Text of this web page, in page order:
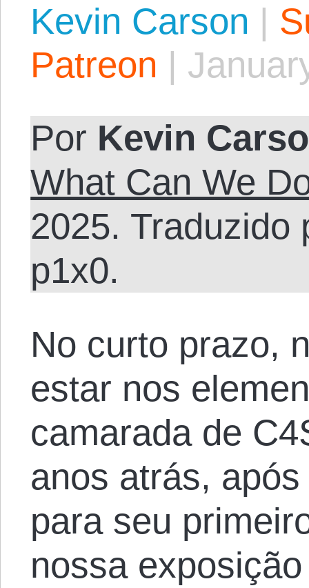
Kevin Carson |
Patreon |
Por Kevin
What Can We
2025. Traduzido
p1x0.
No curto prazo,
estar nos
camarada de
anos atrás,
para seu
nossa